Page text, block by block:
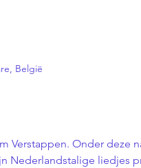
België
Verstappen. Onder deze
Nederlandstalige